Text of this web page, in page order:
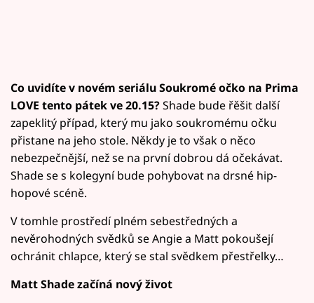
Co uvidíte v novém seriálu Soukromé očko na Prima
LOVE tento pátek ve 20.15?Shade bude řěšit další
zapeklitý případ, který mu jako soukromému očku
přistane na jeho stole. Někdy je to však o něco
nebezpečnější, než se na první dobrou dá očekávat.
Shade se s kolegyní bude pohybovat na drsné hip-
hopové scéně.
V tomhle prostředí plném sebestředných a
nevěrohodných svědků se Angie a Matt pokoušejí
ochránit chlapce, který se stal svědkem přestřelky…
Matt Shade začíná nový život